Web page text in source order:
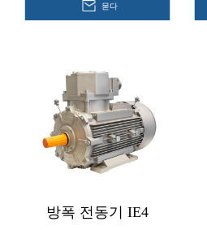
묻다
방폭 전동기 IE4